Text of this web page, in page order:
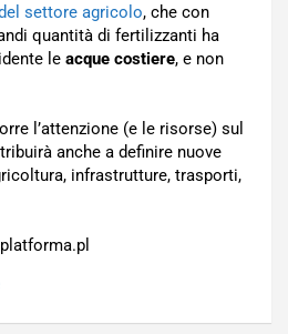
settore agricolo, che con
quantità di fertilizzanti ha
le acque costiere, e non
l’attenzione (e le risorse) sul
anche a definire nuove
infrastrutture, trasporti,